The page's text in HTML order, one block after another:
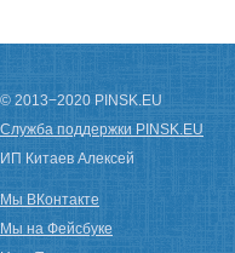
© 2013−2020 PINSK.EU
Служба поддержки PINSK.EU
ИП Китаев Алексей
Мы ВКонтакте
Мы на Фейсбуке